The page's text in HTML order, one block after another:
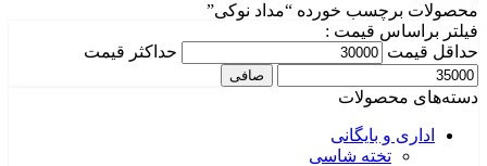
محصولات برچسب خورده “مداد نوکی”
فیلتر براساس قیمت :
حداقل قیمت
حداكثر قيمت
صافی
دسته‌های محصولات
اداری و بایگانی
تخته شاسی